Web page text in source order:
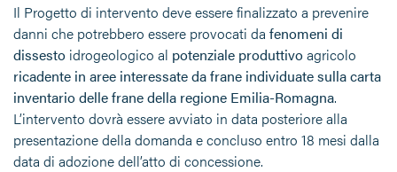
Il Progetto di intervento deve essere finalizzato a prevenire
danni che potrebbero essere provocati da fenomeni di
dissesto idrogeologico al potenziale produttivoagricolo
ricadente in aree interessate da frane individuate sulla carta
inventario delle frane della regione Emilia-Romagna.
L’intervento dovrà essere avviato in data posteriore alla
presentazione della domanda e concluso entro 18 mesi dalla
data di adozione dell’atto di concessione.